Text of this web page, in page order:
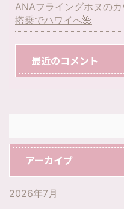
ANAフライングホヌの
搭乗でハワイへ🌺
最近のコメント
アーカイブ
2026年7月